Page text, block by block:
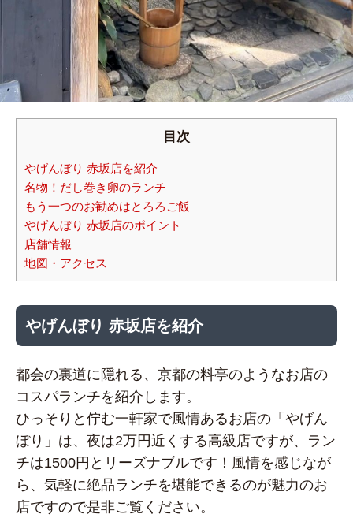
目次
やげんぼり 赤坂店を紹介
名物！だし巻き卵のランチ
もう一つのお勧めはとろろご飯
やげんぼり 赤坂店のポイント
店舗情報
地図・アクセス
やげんぼり 赤坂店を紹介
都会の裏道に隠れる、京都の料亭のようなお店の
コスパランチを紹介します。
ひっそりと佇む一軒家で風情あるお店の「やげん
ぼり」は、夜は2万円近くする高級店ですが、ラン
チは1500円とリーズナブルです！風情を感じなが
ら、気軽に絶品ランチを堪能できるのが魅力のお
店ですので是非ご覧ください。